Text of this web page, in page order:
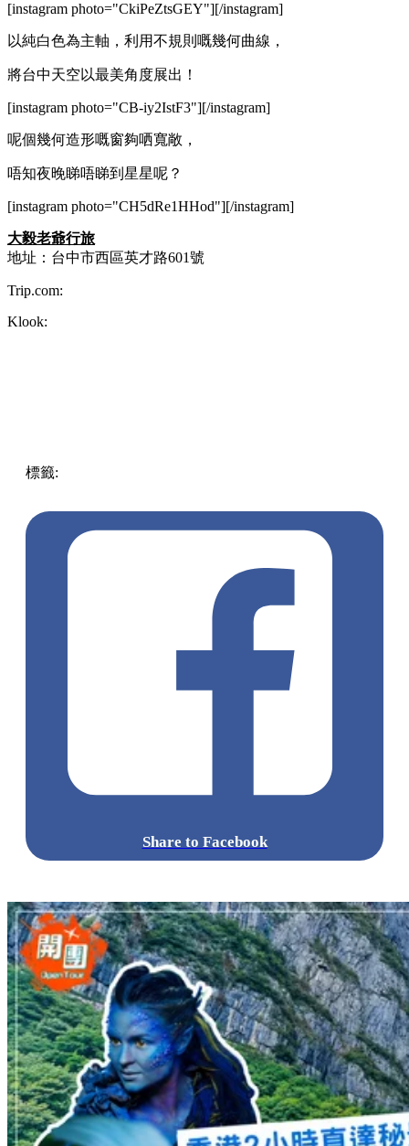
[instagram photo="CkiPeZtsGEY"][/instagram]
以純白色為主軸，利用不規則嘅幾何曲線，
將台中天空以最美角度展出！
[instagram photo="CB-iy2IstF3"][/instagram]
呢個幾何造形嘅窗夠哂寬敞，
唔知夜晚睇唔睇到星星呢？
[instagram photo="CH5dRe1HHod"][/instagram]
大毅老爺行旅
地址：台中市西區英才路601號
Trip.com:
Klook:
標籤:
Share to Facebook